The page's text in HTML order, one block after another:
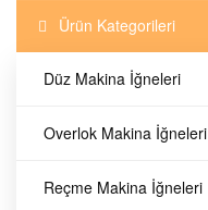
Ürün Kategorileri
Düz Makina İğneleri
Overlok Makina İğneleri
Reçme Makina İğneleri
Km JAPON